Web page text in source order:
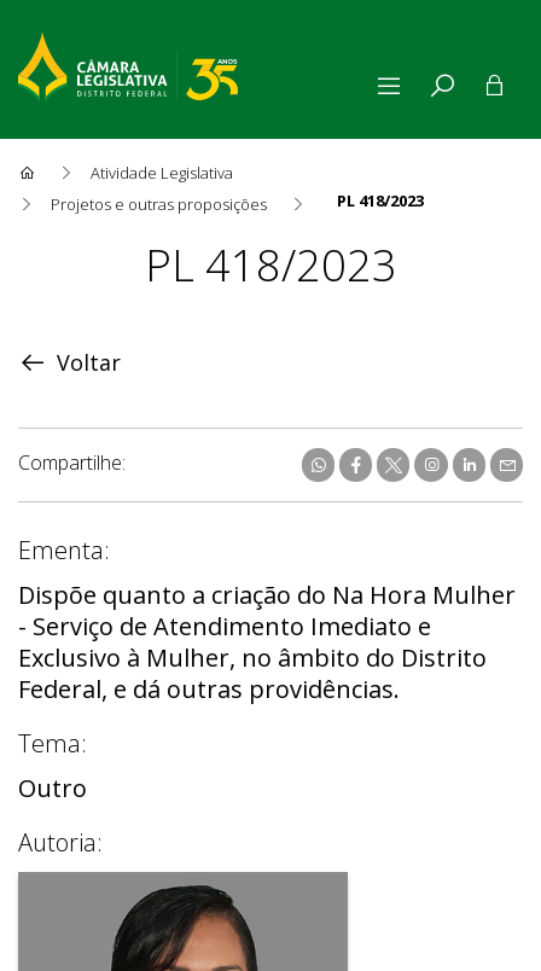
Atividade Legislativa
Projetos e outras proposições
PL 418/2023
ProposiçãoPL 418/2023
Voltar
Compartilhe:
Ementa:
Dispõe quanto a criação do Na Hora Mulher
- Serviço de Atendimento Imediato e
Exclusivo à Mulher, no âmbito do Distrito
Federal, e dá outras providências.
Tema:
Outro
Autoria: